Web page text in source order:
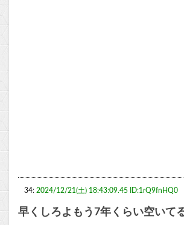
34: 2024/12/21(土) 18:43:09.45 ID:1rQ9fnHQ0
早くしろよもう7年くらい空いて